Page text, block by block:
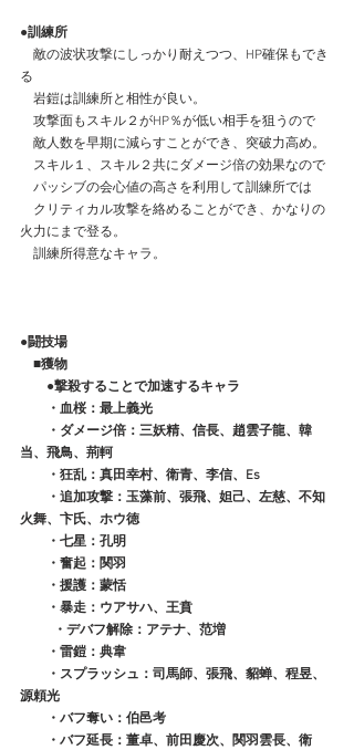
●訓練所
敵の波状攻撃にしっかり耐えつつ、HP確保もでき
る
岩鎧は訓練所と相性が良い。
攻撃面もスキル２がHP％が低い相手を狙うので
敵人数を早期に減らすことができ、突破力高め。
スキル１、スキル２共にダメージ倍の効果なので
パッシブの会心値の高さを利用して訓練所では
クリティカル攻撃を絡めることができ、かなりの
火力にまで登る。
訓練所得意なキャラ。
●闘技場
■獲物
●撃殺することで加速するキャラ
・血桜：最上義光
・ダメージ倍：三妖精、信長、趙雲子龍、韓
当、飛鳥、荊軻
・狂乱：真田幸村、衛青、李信、Es
・追加攻撃：玉藻前、張飛、妲己、左慈、不知
火舞、卞氏、ホウ徳
・七星：孔明
・奮起：関羽
・援護：蒙恬
・暴走：ウアサハ、王賁
  　　・デバフ解除：アテナ、范増
・雷鎧：典韋
・スプラッシュ：司馬師、張飛、貂蝉、程昱、
源頼光
・バフ奪い：伯邑考
・バフ延長：董卓、前田慶次、関羽雲長、衛